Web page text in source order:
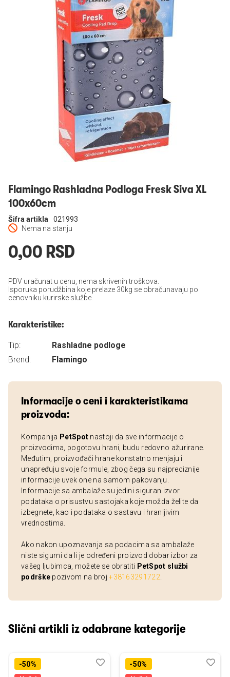
Flamingo Rashladna Podloga Fresk Siva XL
100x60cm
Nema na stanju
Šifra artikla 021993
0,00 RSD
PDV uračunat u cenu, nema skrivenih troškova.
Isporuka porudžbina koje prelaze 30kg se obračunavaju po
cenovniku kurirske službe.
Karakteristike:
Tip:
Rashladne podloge
Brend:
Flamingo
Informacije o ceni i karakteristikama
proizvoda:
Kompanija PetSpot nastoji da sve informacije o
proizvodima, pogotovu hrani, budu redovno ažurirane.
Međutim, proizvođači hrane konstatno menjaju i
unapređuju svoje formule, zbog čega su najpreciznije
informacije uvek one na samom pakovanju.
Informacije sa ambalaže su jedini siguran izvor
podataka o prisustvu sastojaka koje možda želite da
izbegnete, kao i podataka o sastavu i hranljivim
vrednostima.
Ako nakon upoznavanja sa podacima sa ambalaže
niste sigurni da li je određeni proizvod dobar izbor za
vašeg ljubimca, možete se obratiti PetSpot službi
podrške pozivom na broj+38163291722
Slični artikli iz odabrane kategorije
-50%
Dodaj
Uporedi-50%